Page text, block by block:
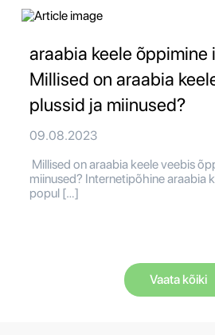
araabia keele õppimine
Millised on araabia
plussid ja miinused?
09.08.2023
Millised on araabia keele veebis
miinused? Internetipõhine araabia
popul […]
Vaata kõiki